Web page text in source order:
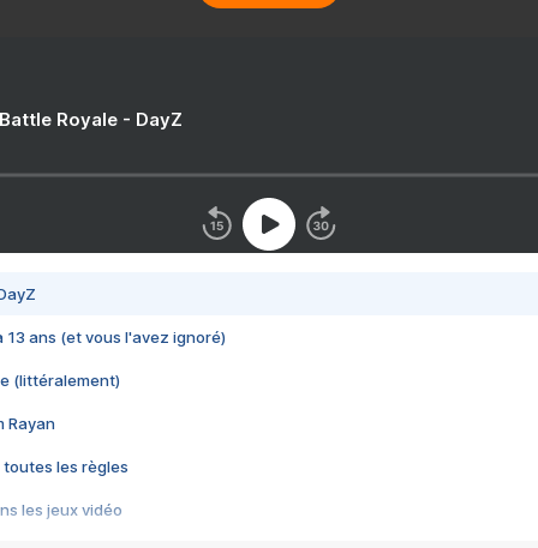
Royale - DayZ
13 ans (et vous l'avez ignoré)
(littéralement)
Rayan
toutes les règles
les jeux vidéo